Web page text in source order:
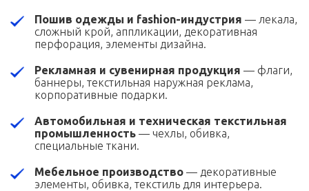
Пошив одежды и fashion-индустрия — лекала,
сложный крой, аппликации, декоративная
перфорация, элементы дизайна.
Рекламная и сувенирная продукция — флаги,
баннеры, текстильная наружная реклама,
корпоративные подарки.
Автомобильная и техническая текстильная
промышленность — чехлы, обивка,
специальные ткани.
Мебельное производство — декоративные
элементы, обивка, текстиль для интерьера.